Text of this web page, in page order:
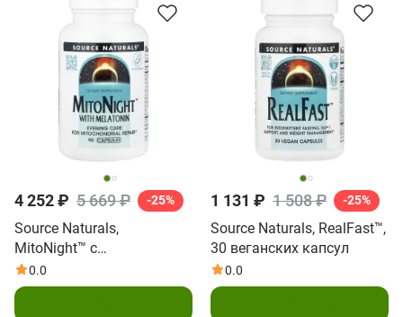
4 252 ₽ 5 669 ₽ -25%
Source Naturals,
MitoNight™ с
мелатонином, 90 капсул
0.0
1 131 ₽ 1 508 ₽ -25%
Source Naturals, RealFast™,
30 веганских капсул
0.0